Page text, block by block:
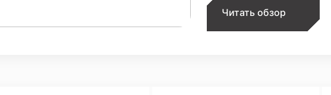
Читать обзор